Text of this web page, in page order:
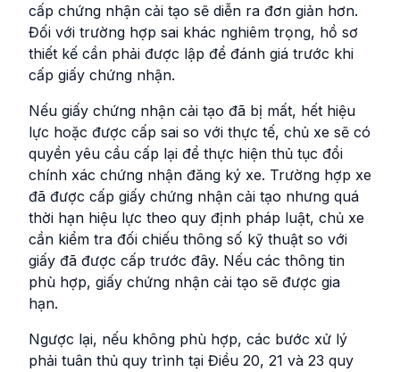
cấp chứng nhận cải tạo sẽ diễn ra đơn giản hơn.
Đối với trường hợp sai khác nghiêm trọng, hồ sơ
thiết kế cần phải được lập để đánh giá trước khi
cấp giấy chứng nhận.
Nếu giấy chứng nhận cải tạo đã bị mất, hết hiệu
lực hoặc được cấp sai so với thực tế, chủ xe sẽ có
quyền yêu cầu cấp lại để thực hiện thủ tục đổi
chính xác chứng nhận đăng ký xe. Trường hợp xe
đã được cấp giấy chứng nhận cải tạo nhưng quá
thời hạn hiệu lực theo quy định pháp luật, chủ xe
cần kiểm tra đối chiếu thông số kỹ thuật so với
giấy đã được cấp trước đây. Nếu các thông tin
phù hợp, giấy chứng nhận cải tạo sẽ được gia
hạn.
Ngược lại, nếu không phù hợp, các bước xử lý
phải tuân thủ quy trình tại Điều 20, 21 và 23 quy